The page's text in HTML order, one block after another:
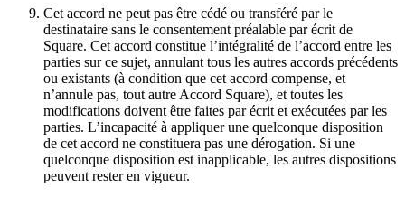
Boutique en ligne
Développeurs
Découvrir
Marketing
Square IA
Messages
Cet accord ne peut pas être cédé ou transféré par le
destinataire sans le consentement préalable par écrit de
Square. Cet accord constitue l’intégralité de l’accord entre les
parties sur ce sujet, annulant tous les autres accords précédents
ou existants (à condition que cet accord compense, et
n’annule pas, tout autre Accord Square), et toutes les
modifications doivent être faites par écrit et exécutées par les
parties. L’incapacité à appliquer une quelconque disposition
de cet accord ne constituera pas une dérogation. Si une
quelconque disposition est inapplicable, les autres dispositions
peuvent rester en vigueur.